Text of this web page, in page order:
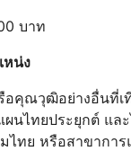
บาท
หน่ง
คุณวุฒิอย่างอื่นที่เ
นไทยประยุกต์ แ
ไทย หรือสาขากา